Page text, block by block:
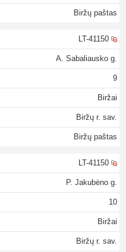
Biržų paštas
LT-41150
A. Sabaliausko g.
9
Biržai
Biržų r. sav.
Biržų paštas
LT-41150
P. Jakubėno g.
10
Biržai
Biržų r. sav.